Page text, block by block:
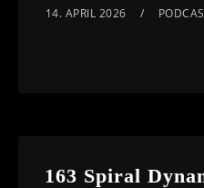
14. APRIL 2026
163 Spiral